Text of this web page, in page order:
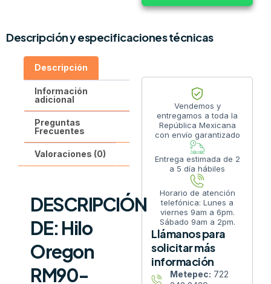
Descripción y especificaciones técnicas
Descripción
Información
adicional
Preguntas
Frecuentes
Valoraciones (0)
DESCRIPCIÓN
DE: Hilo
Oregon
RM90-
Vendemos y
entregamos a toda la
República Mexicana
con envío garantizado
Entrega estimada de 2
a 5 día hábiles
Horario de atención
telefónica: Lunes a
viernes 9am a 6pm.
Sábado 9am a 2pm.
Llámanos para
solicitar más
información
Metepec: 722